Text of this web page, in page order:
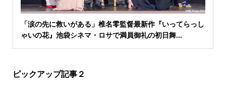
「涙の先に救いがある」椎名零監督最新作『いってらっし
ゃいの花』池袋シネマ・ロサで満員御礼の初日舞...
ピックアップ記事２